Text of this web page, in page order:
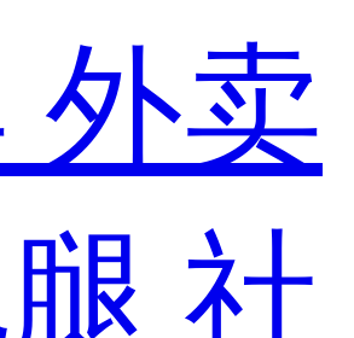
外卖
社